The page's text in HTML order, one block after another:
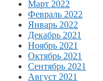
Март 2022
Февраль 2022
Январь 2022
Декабрь 2021
Ноябрь 2021
Октябрь 2021
Сентябрь 2021
Август 2021